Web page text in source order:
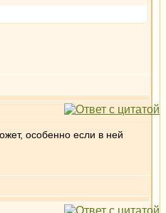
особенно если в ней